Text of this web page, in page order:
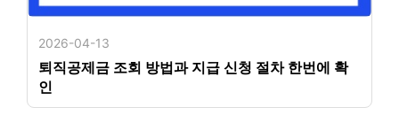
2026-04-13
퇴직공제금 조회 방법과 지급 신청 절차 한번에 확
인